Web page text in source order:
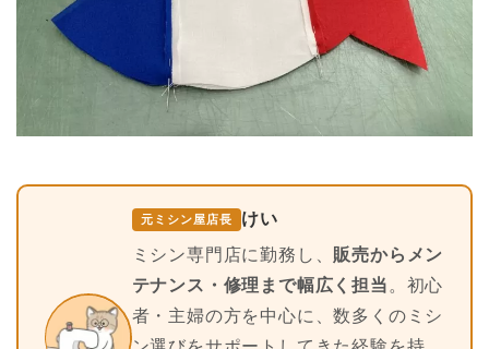
元ミシン屋店長
けい
ミシン専門店に勤務し、 販売からメン
テナンス・修理まで幅広く担当 。初心
者・主婦の方を中心に、数多くのミシ